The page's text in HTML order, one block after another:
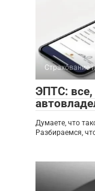
Страхование
ЭПТС:
Думаете, что
Разбираемся,